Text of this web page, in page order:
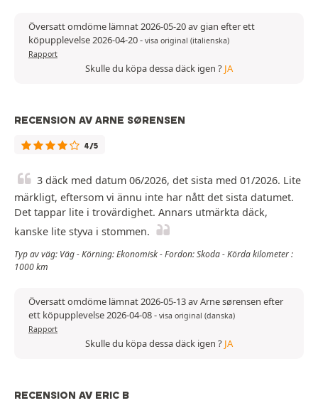
Översatt omdöme lämnat 2026-05-20 av gian efter ett
köpupplevelse 2026-04-20- visa original (italienska)
Rapport
Skulle du köpa dessa däck igen ? JA
RECENSION AV ARNE SØRENSEN
4/5
3 däck med datum 06/2026, det sista med 01/2026. Lite
märkligt, eftersom vi ännu inte har nått det sista datumet.
Det tappar lite i trovärdighet. Annars utmärkta däck,
kanske lite styva i stommen.
Typ av väg: Väg - Körning: Ekonomisk - Fordon: Skoda - Körda kilometer :
1000 km
Översatt omdöme lämnat 2026-05-13 av Arne sørensen efter
ett köpupplevelse 2026-04-08- visa original (danska)
Rapport
Skulle du köpa dessa däck igen ? JA
RECENSION AV ERIC B